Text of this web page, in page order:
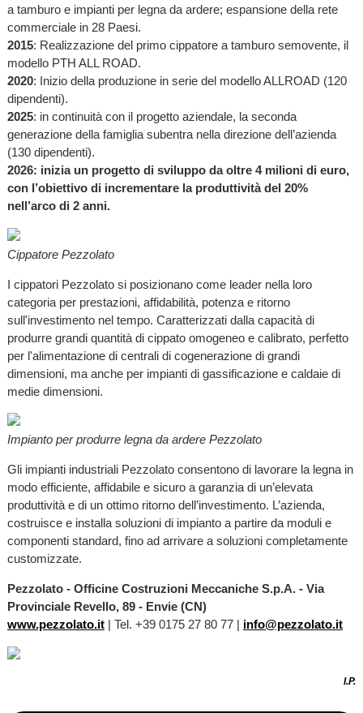
a tamburo e impianti per legna da ardere; espansione della rete
commerciale in 28 Paesi.
2015: Realizzazione del primo cippatore a tamburo semovente, il
modello PTH ALL ROAD.
2020: Inizio della produzione in serie del modello ALLROAD (120
dipendenti).
2025: in continuità con il progetto aziendale, la seconda
generazione della famiglia subentra nella direzione dell’azienda
(130 dipendenti).
2026: inizia un progetto di sviluppo da oltre 4 milioni di euro,
con l’obiettivo di incrementare la produttività del 20%
nell’arco di 2 anni.
Cippatore Pezzolato
I cippatori Pezzolato si posizionano come leader nella loro
categoria per prestazioni, affidabilità, potenza e ritorno
sull'investimento nel tempo. Caratterizzati dalla capacità di
produrre grandi quantità di cippato omogeneo e calibrato, perfetto
per l'alimentazione di centrali di cogenerazione di grandi
dimensioni, ma anche per impianti di gassificazione e caldaie di
medie dimensioni.
Impianto per produrre legna da ardere Pezzolato
Gli impianti industriali Pezzolato consentono di lavorare la legna in
modo efficiente, affidabile e sicuro a garanzia di un’elevata
produttività e di un ottimo ritorno dell’investimento. L’azienda,
costruisce e installa soluzioni di impianto a partire da moduli e
componenti standard, fino ad arrivare a soluzioni completamente
customizzate.
Pezzolato - Officine Costruzioni Meccaniche S.p.A. - Via
Provinciale Revello, 89 - Envie (CN)
www.pezzolato.it | Tel. +39 0175 27 80 77 | info@pezzolato.it
I.P.